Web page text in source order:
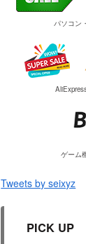
パソコン
ゲーム
Tweets by seixyz
PICK UP